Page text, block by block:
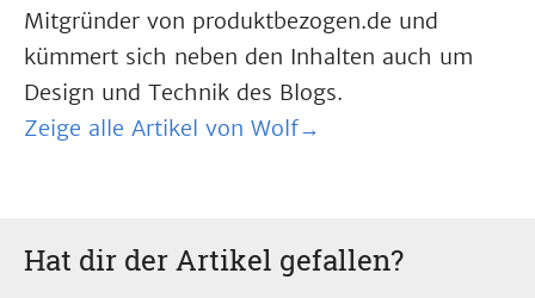
Mitgründer von produktbezogen.de und
kümmert sich neben den Inhalten auch um
Design und Technik des Blogs.
Zeige alle Artikel von Wolf→
Hat dir der Artikel gefallen?